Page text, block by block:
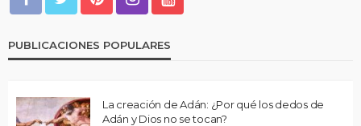
PUBLICACIONES POPULARES
La creación de Adán: ¿Por qué los dedos de
Adán y Dios no se tocan?